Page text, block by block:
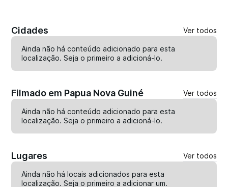
Cidades Ver todos
Ainda não há conteúdo adicionado para esta
localização. Seja o primeiro aadicioná-lo.
Filmado em Papua Nova Guiné Ver todos
Ainda não há conteúdo adicionado para esta
localização. Seja o primeiro aadicioná-lo.
Lugares Ver todos
Ainda não há locais adicionados para esta
localização. Seja o primeiro aadicionar um.